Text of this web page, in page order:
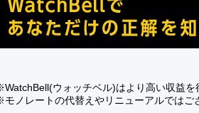
ウォッチベル)はより高い収益
モノレートの代替えやリニューアルではご